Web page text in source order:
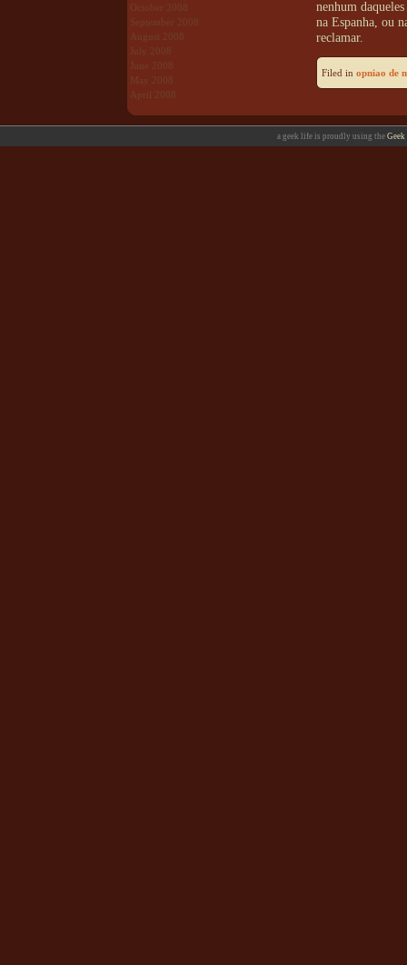
nenhum
na Espanha, ou
reclamar.
Filed in opniao de
October 2008
September 2008
August 2008
July 2008
June 2008
May 2008
April 2008
a geek life is proudly using the Geek